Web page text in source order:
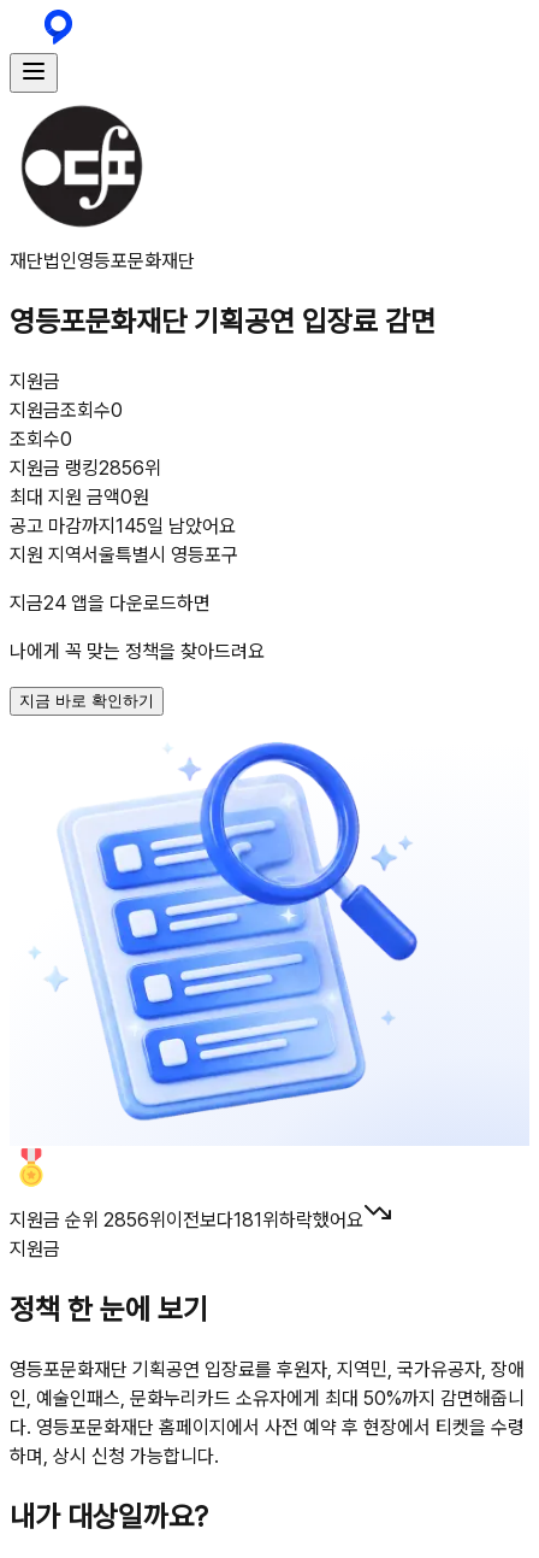
재단법인영등포문화재단
영등포문화재단 기획공연 입장료 감면
지원금
지원금조회수0
조회수0
지원금 랭킹2856위
최대 지원 금액0원
공고 마감까지145일 남았어요
지원 지역서울특별시 영등포구
지금24 앱을 다운로드하면
나에게 꼭 맞는 정책을 찾아드려요
지금 바로 확인하기
지원금 순위 2856위이전보다181위하락했어요
지원금
정책 한 눈에 보기
영등포문화재단 기획공연 입장료를 후원자, 지역민, 국가유공자, 장애
인, 예술인패스, 문화누리카드 소유자에게 최대 50%까지 감면해줍니
다. 영등포문화재단 홈페이지에서 사전 예약 후 현장에서 티켓을 수령
하며, 상시 신청 가능합니다.
내가 대상일까요?